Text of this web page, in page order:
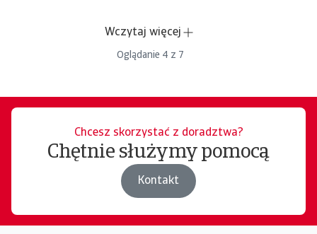
Wczytaj więcej
Oglądanie 4 z 7
Chcesz skorzystać z doradztwa?
Chętnie służymy pomocą
Kontakt